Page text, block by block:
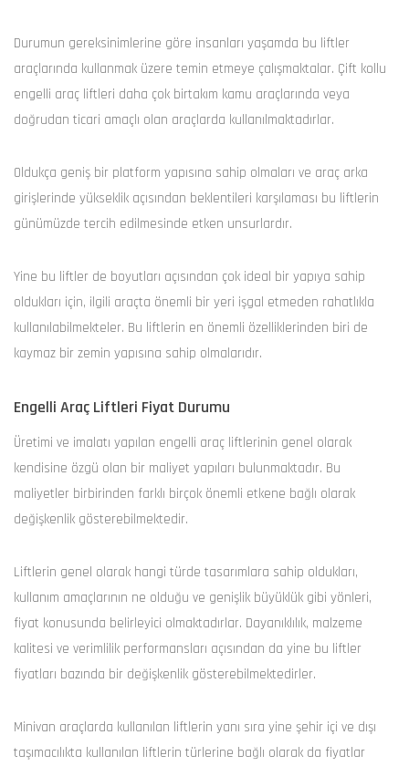
Durumun gereksinimlerine göre insanları yaşamda bu liftler
araçlarında kullanmak üzere temin etmeye çalışmaktalar. Çift kollu
engelli araç liftleri daha çok birtakım kamu araçlarında veya
doğrudan ticari amaçlı olan araçlarda kullanılmaktadırlar.
Oldukça geniş bir platform yapısına sahip olmaları ve araç arka
girişlerinde yükseklik açısından beklentileri karşılaması bu liftlerin
günümüzde tercih edilmesinde etken unsurlardır.
Yine bu liftler de boyutları açısından çok ideal bir yapıya sahip
oldukları için, ilgili araçta önemli bir yeri işgal etmeden rahatlıkla
kullanılabilmekteler. Bu liftlerin en önemli özelliklerinden biri de
kaymaz bir zemin yapısına sahip olmalarıdır.
Engelli Araç Liftleri Fiyat Durumu
Üretimi ve imalatı yapılan engelli araç liftlerinin genel olarak
kendisine özgü olan bir maliyet yapıları bulunmaktadır. Bu
maliyetler birbirinden farklı birçok önemli etkene bağlı olarak
değişkenlik gösterebilmektedir.
Liftlerin genel olarak hangi türde tasarımlara sahip oldukları,
kullanım amaçlarının ne olduğu ve genişlik büyüklük gibi yönleri,
fiyat konusunda belirleyici olmaktadırlar. Dayanıklılık, malzeme
kalitesi ve verimlilik performansları açısından da yine bu liftler
fiyatları bazında bir değişkenlik gösterebilmektedirler.
Minivan araçlarda kullanılan liftlerin yanı sıra yine şehir içi ve dışı
taşımacılıkta kullanılan liftlerin türlerine bağlı olarak da fiyatlar